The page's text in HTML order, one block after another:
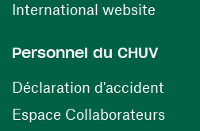
International website
Personnel du CHUV
Déclaration d'accident
Espace Collaborateurs